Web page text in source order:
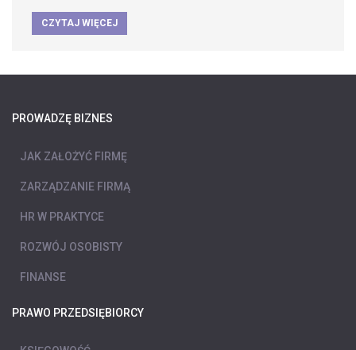
CZYTAJ WIĘCEJ
PROWADZĘ BIZNES
JAK ZAŁOŻYĆ FIRMĘ
ZARZĄDZANIE FIRMĄ
HR W PRAKTYCE
ROZWÓJ OSOBISTY
FINANSE
PRAWO PRZEDSIĘBIORCY